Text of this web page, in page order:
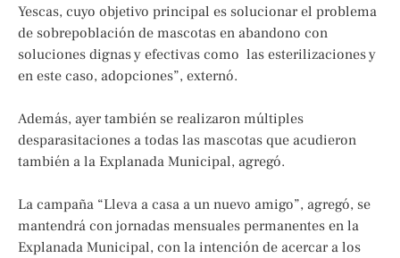
Yescas, cuyo objetivo principal es solucionar el problema
de sobrepoblación de mascotas en abandono con
soluciones dignas y efectivas como las esterilizaciones y
en este caso, adopciones”, externó.
Además, ayer también se realizaron múltiples
desparasitaciones a todas las mascotas que acudieron
también a la Explanada Municipal, agregó.
La campaña “Lleva a casa a un nuevo amigo”, agregó, se
mantendrá con jornadas mensuales permanentes en la
Explanada Municipal, con la intención de acercar a los